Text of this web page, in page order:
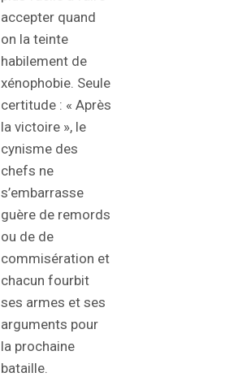
accepter quand
on la teinte
habilement de
xénophobie. Seule
certitude : « Après
la victoire », le
cynisme des
chefs ne
s’embarrasse
guère de remords
ou de de
commisération et
chacun fourbit
ses armes et ses
arguments pour
la prochaine
bataille.